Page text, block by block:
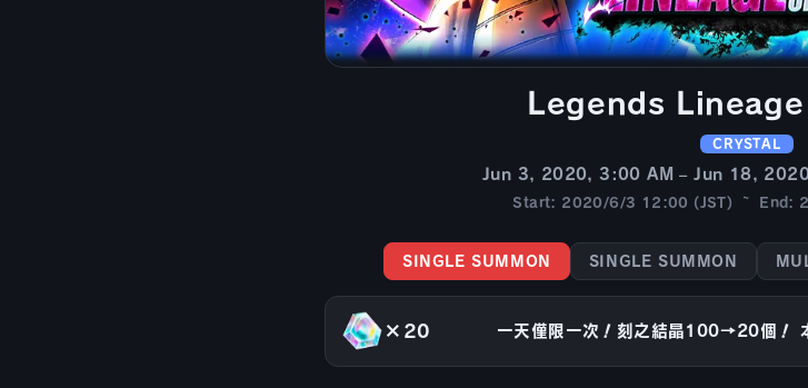
Legends
CRYSTAL
Jun 3, 2020, 3:00 AM – Jun 18,
Start: 2020/6/3 12:00 (JST) ~ End:
SINGLE SUMMON SINGLE SUMMON
×20 一天僅限一次！刻之結晶100→20個！